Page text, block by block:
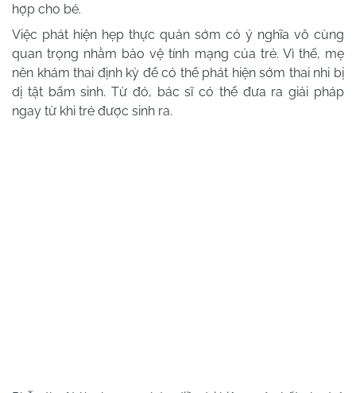
hợp cho bé.
Việc phát hiện hẹp thực quản sớm có ý nghĩa vô cùng
quan trọng nhằm bảo vệ tính mạng của trẻ. Vì thế, mẹ
nên khám thai định kỳ để có thể phát hiện sớm thai nhi bị
dị tật bẩm sinh. Từ đó, bác sĩ có thể đưa ra giải pháp
ngay từ khi trẻ được sinh ra.